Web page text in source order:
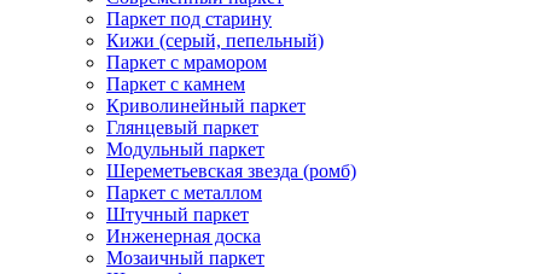
Паркет под старину
Кижи (серый, пепельный)
Паркет с мрамором
Паркет с камнем
Криволинейный паркет
Глянцевый паркет
Модульный паркет
Шереметьевская звезда (ромб)
Паркет с металлом
Штучный паркет
Инженерная доска
Мозаичный паркет